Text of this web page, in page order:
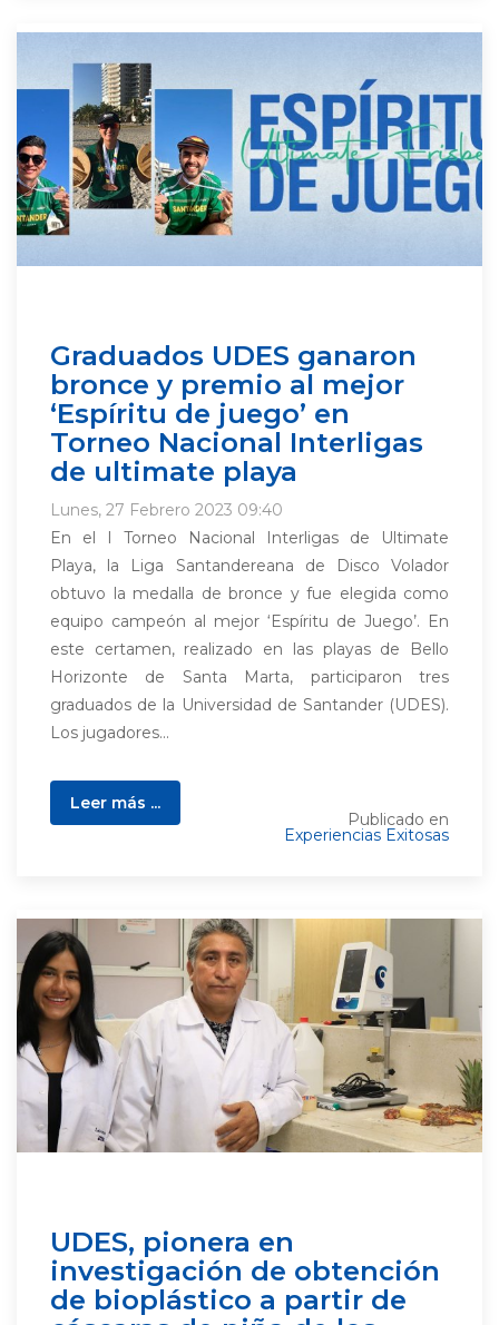
Graduados UDES ganaron
bronce y premio al mejor
‘Espíritu de juego’ en
Torneo Nacional Interligas
de ultimate playa
Lunes, 27 Febrero 2023 09:40
En el I Torneo Nacional Interligas de Ultimate
Playa, la Liga Santandereana de Disco Volador
obtuvo la medalla de bronce y fue elegida como
equipo campeón al mejor ‘Espíritu de Juego’. En
este certamen, realizado en las playas de Bello
Horizonte de Santa Marta, participaron tres
graduados de la Universidad de Santander (UDES).
Los jugadores...
Leer más ...
Publicado en
Experiencias Exitosas
UDES, pionera en
investigación de obtención
de bioplástico a partir de